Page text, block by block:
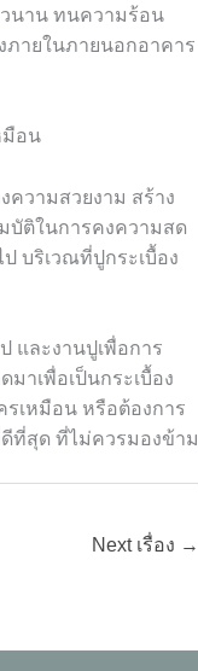
นาน ทนความร้อน
ภายในภายนอกอาคาร
ความสวยงาม สร้าง
ติในการคงความสด
บริเวณที่ปูกระเบื้อง
และงานปูเพื่อการ
ดมาเพื่อเป็นกระเบื้อง
เหมือน หรือต้องการ
ที่สุด ที่ไม่ควรมองข้าม
Next เรื่อง →